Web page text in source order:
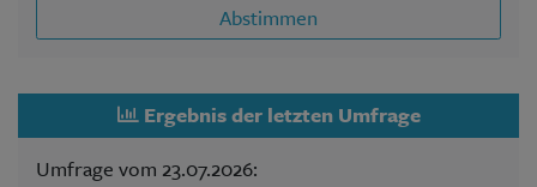
Abstimmen
Ergebnis der letzten Umfrage
Umfrage vom 23.07.2026: